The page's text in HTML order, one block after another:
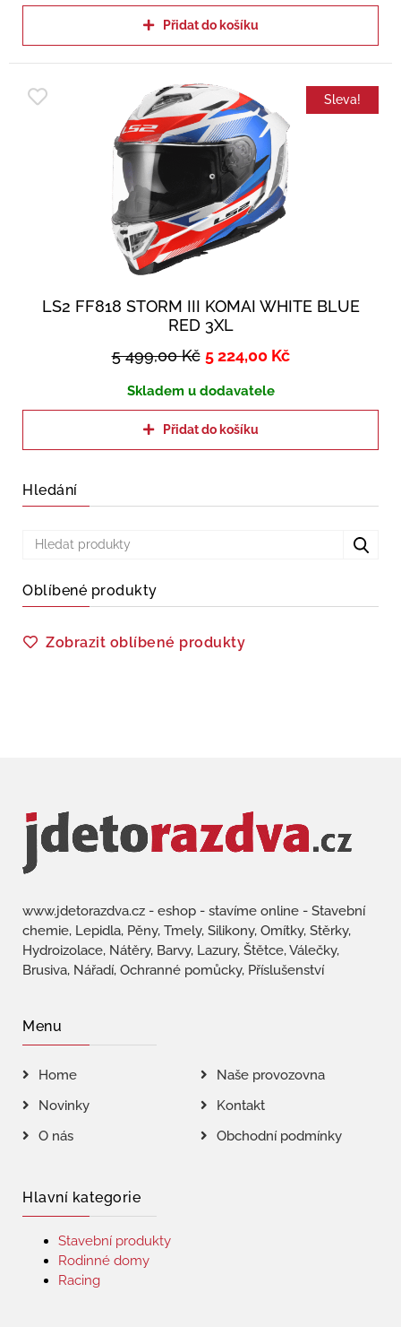
Přidat do košíku
Sleva!
LS2 FF818 STORM III KOMAI WHITE BLUE
RED 3XL
5 499,00Kč 5 224,00 Kč
Skladem u dodavatele
Přidat do košíku
Hledání
Oblíbené produkty
Zobrazit oblíbené produkty
www.jdetorazdva.cz - eshop - stavíme online - Stavební
chemie, Lepidla, Pěny, Tmely, Silikony, Omítky, Stěrky,
Hydroizolace, Nátěry, Barvy, Lazury, Štětce, Válečky,
Brusiva, Nářadí, Ochranné pomůcky, Příslušenství
Menu
Home
Naše provozovna
Novinky
Kontakt
O nás
Obchodní podmínky
Hlavní kategorie
Stavební produkty
Rodinné domy
Racing